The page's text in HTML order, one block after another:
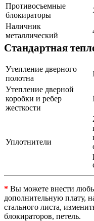
Противосъемные
блокираторы
Наличник
металлический
Стандартная
Утепление дверного
полотна
Утепление дверной
коробки и ребер
жесткости
Уплотнители
* Вы можете внести
дополнительную плату,
стального листа,
блокираторов, петель.